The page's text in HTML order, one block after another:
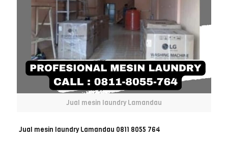
Jual mesin laundry Lamandau
Jual mesin laundry Lamandau 0811 8055 764